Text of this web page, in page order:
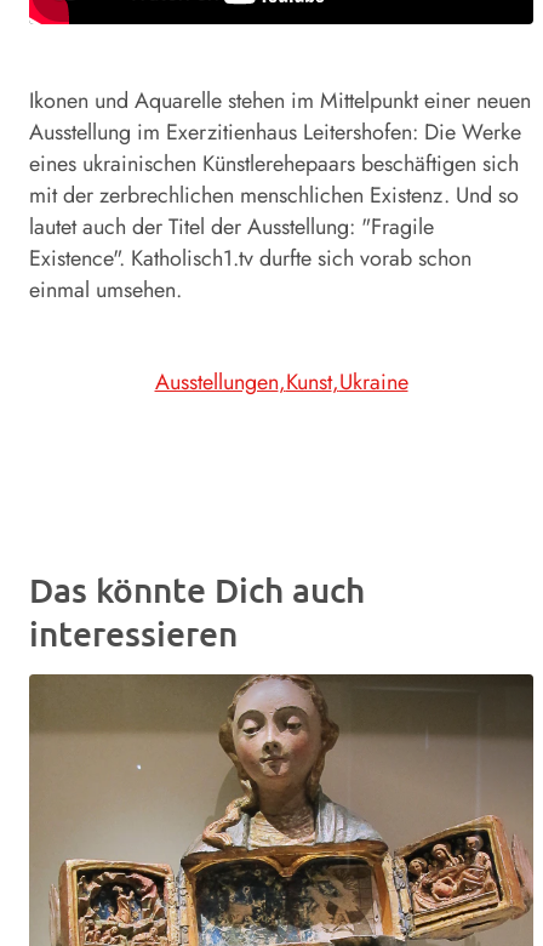
Ikonen und Aquarelle stehen im Mittelpunkt einer neuen
Ausstellung im Exerzitienhaus Leitershofen: Die Werke
eines ukrainischen Künstlerehepaars beschäftigen sich
mit der zerbrechlichen menschlichen Existenz. Und so
lautet auch der Titel der Ausstellung: "Fragile
Existence". Katholisch1.tv durfte sich vorab schon
einmal umsehen.
Ausstellungen Kunst Ukraine
Das könnte Dich auch
interessieren